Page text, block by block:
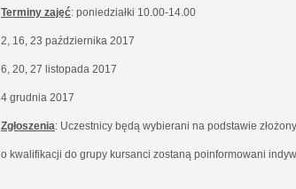
Terminy zajęć: poniedziałki 10.00-14.00
2, 16, 23 października 2017
6, 20, 27 listopada 2017
4 grudnia 2017
Zgłoszenia: Uczestnicy będą wybierani na podstawie
o kwalifikacji do grupy kursanci zostaną poinformowani